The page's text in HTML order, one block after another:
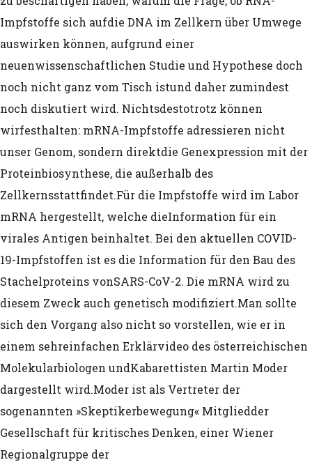
Demozid: Vorsätzliche
Regierung
Immunization Via Mosquito Bite With
attenuated Sporozoites (IMRAS)
Masken und CO2 (Hyperkapnie)
Erlernte Hilflosigkeit (nach Prof.
Die „Gerechte Welt Hypothese“ (nach
Gruppeninterne Bevorzugung (in-
Anatomie von Vorurteilen
Soziale Identitäts Theorie (SIT): Wir
anderen
Reaktanz Theory (nach Prof. Brehm)
Prospect Theory (nach Prof.
Totalitarismus-Modelle von Friedrich/
Popper
Impfstoffe sich aufdie DNA im Zellkern über Umwege
auswirken können, aufgrund einer
neuenwissenschaftlichen Studie und Hypothese doch
noch nicht ganz vom Tisch istund daher zumindest
noch diskutiert wird. Nichtsdestotrotz können
wirfesthalten: mRNA-Impfstoffe adressieren nicht
unser Genom, sondern direktdie Genexpression mit der
Proteinbiosynthese, die außerhalb des
Zellkernsstattfindet.Für die Impfstoffe wird im Labor
mRNA hergestellt, welche dieInformation für ein
virales Antigen beinhaltet. Bei den aktuellen COVID-
19-Impfstoffen ist es die Information für den Bau des
Stachelproteins vonSARS-CoV-2. Die mRNA wird zu
diesem Zweck auch genetisch modifiziert.Man sollte
sich den Vorgang also nicht so vorstellen, wie er in
einem sehreinfachen Erklärvideo des österreichischen
Molekularbiologen undKabarettisten Martin Moder
dargestellt wird.Moder ist als Vertreter der
sogenannten »Skeptikerbewegung« Mitgliedder
Gesellschaft für kritisches Denken, einer Wiener
Regionalgruppe der